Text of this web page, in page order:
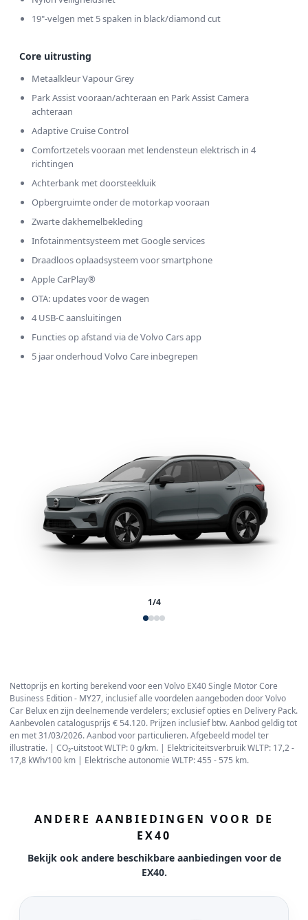
19"-velgen met 5 spaken in black/diamond cut
Core uitrusting
Metaalkleur Vapour Grey
Park Assist vooraan/achteraan en Park Assist Camera
achteraan
Adaptive Cruise Control
Comfortzetels vooraan met lendensteun elektrisch in 4
richtingen
Achterbank met doorsteekluik
Opbergruimte onder de motorkap vooraan
Zwarte dakhemelbekleding
Infotainmentsysteem met Google services
Draadloos oplaadsysteem voor smartphone
Apple CarPlay®
OTA: updates voor de wagen
4 USB-C aansluitingen
Functies op afstand via de Volvo Cars app
5 jaar onderhoud Volvo Care inbegrepen
1/4
Nettoprijs en korting berekend voor een Volvo EX40 Single Motor Core
Business Edition - MY27, inclusief alle voordelen aangeboden door Volvo
Car Belux en zijn deelnemende verdelers; exclusief opties en Delivery Pack.
Aanbevolen catalogusprijs € 54.120. Prijzen inclusief btw. Aanbod geldig tot
en met 31/03/2026. Aanbod voor particulieren. Afgebeeld model ter
illustratie. | CO₂-uitstoot WLTP: 0 g/km. | Elektriciteitsverbruik WLTP: 17,2 -
17,8 kWh/100 km | Elektrische autonomie WLTP: 455 - 575 km.
ANDERE AANBIEDINGEN VOOR DE
EX40
Bekijk ook andere beschikbare aanbiedingen voor de
EX40.
Bekijk aanbieding Volvo EX40